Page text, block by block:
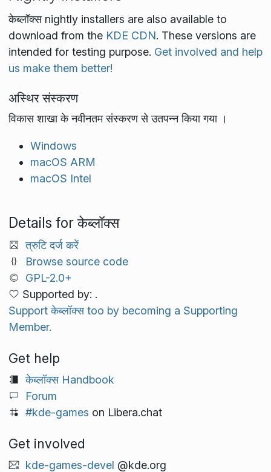
केब्लॉक्स nightly installers are also available to
download from the KDE CDN. These versions are
intended for testing purpose. Get involved and help
us make them better!
अस्थिर संस्करण
विकास शाखा के नवीनतम संस्करण से उतपन्न किया गया ।
Windows
macOS ARM
macOS Intel
Details for केब्लॉक्स
त्रुटि दर्ज करें
Browse source code
GPL-2.0+
Supported by: .
Support केब्लॉक्स too by becoming a Supporting
Member.
Get help
केब्लॉक्स Handbook
Forum
#kde-games on Libera.chat
Get involved
kde-games-devel @kde.org